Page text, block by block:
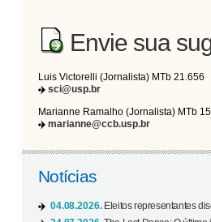
Envie sua
Luis Victorelli (Jornalista) MTb 21.656
sci@usp.br
Marianne Ramalho (Jornalista) MTb
marianne@ccb.usp.br
Notícias
04.08.2026. Eleitos representantes